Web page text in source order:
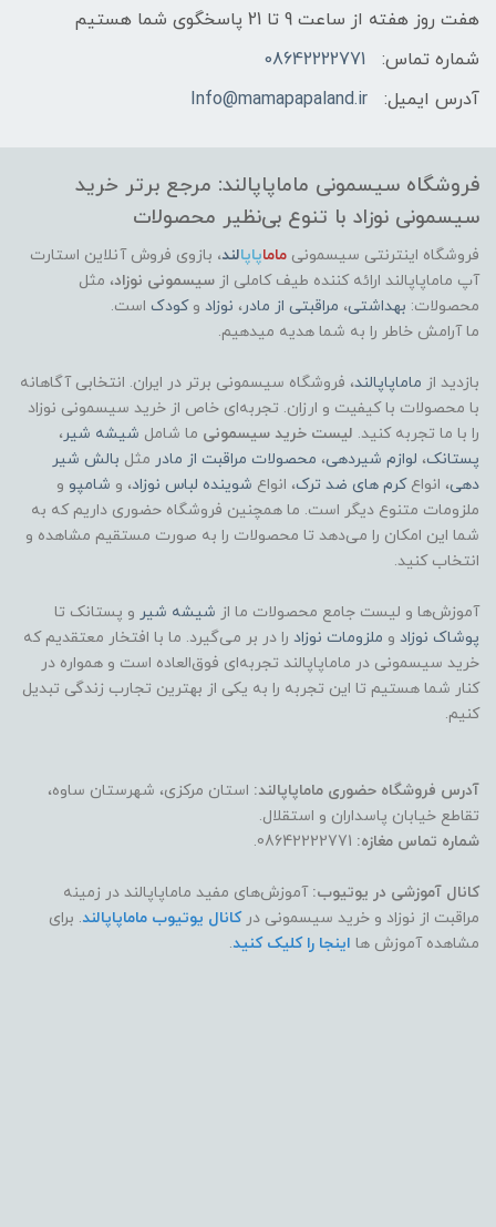
هفت روز هفته از ساعت 9 تا 21 پاسخگوی شما هستیم
شماره تماس:
08642222771
آدرس ایمیل:
Info@mamapapaland.ir
فروشگاه سیسمونی ماماپاپالند: مرجع برتر خرید
سیسمونی نوزاد با تنوع بی‌نظیر محصولات
فروشگاه اینترنتی سیسمونی ماماپاپالند، بازوی فروش آنلاین استارت
آپ ماماپاپالند ارائه کننده طیف کاملی از سیسمونی نوزاد، مثل
محصولات: بهداشتی، مراقبتی از مادر، نوزاد وکودک است.
ما آرامش خاطر را به شما هدیه میدهیم.
بازدید از ماماپاپالند، فروشگاه سیسمونی برتر در ایران. انتخابی آگاهانه
با محصولات با کیفیت و ارزان. تجربه‌ای خاص از خرید سیسمونی نوزاد
را با ما تجربه کنید. لیست خرید سیسمونی ما شامل شیشه شیر،
پستانک، لوازم شیردهی، محصولات مراقبت از مادر مثل بالش شیر
دهی، انواعکرم های ضد ترک، انواع شوینده لباس نوزاد، و شامپو و
ملزومات متنوع دیگر است. ما همچنین فروشگاه حضوری داریم که به
شما این امکان را می‌دهد تا محصولات را به صورت مستقیم مشاهده و
انتخاب کنید.
آموزش‌ها و لیست جامع محصولات ما از شیشه شیر و پستانک تا
پوشاک نوزاد و ملزومات نوزاد را در بر می‌گیرد. ما با افتخار معتقدیم که
خرید سیسمونی در ماماپاپالند تجربه‌ای فوق‌العاده است و همواره در
کنار شما هستیم تا این تجربه را به یکی از بهترین تجارب زندگی تبدیل
کنیم.
آدرس فروشگاه حضوری ماماپاپالند: استان مرکزی، شهرستان ساوه،
تقاطع خیابان پاسداران و استقلال.
شماره تماس مغازه:
کانال آموزشی در یوتیوب: آموزش‌های مفید ماماپاپالند در زمینه
مراقبت از نوزاد و خرید سیسمونی درکانال یوتیوب ماماپاپالند. برای
مشاهده آموزش ها اینجا را کلیک کنید.